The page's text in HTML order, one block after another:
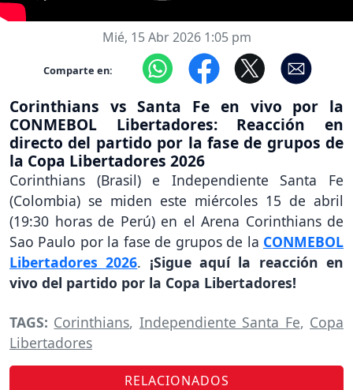
Mié, 15 Abr 2026 1:05 pm
Comparte en:
Corinthians vs Santa Fe en vivo por la
CONMEBOL Libertadores: Reacción en
directo del partido por la fase de grupos de
la Copa Libertadores 2026
Corinthians (Brasil) e Independiente Santa Fe
(Colombia) se miden este miércoles 15 de abril
(19:30 horas de Perú) en el Arena Corinthians de
Sao Paulo por la fase de grupos de la CONMEBOL
Libertadores 2026. ¡Sigue aquí la reacción en
vivo del partido por la Copa Libertadores!
TAGS: Corinthians, Independiente Santa Fe, Copa
Libertadores
RELACIONADOS